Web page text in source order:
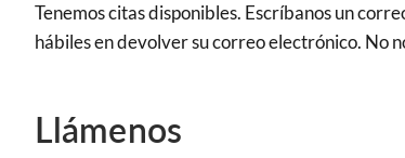
Tenemos citas disponibles. Escríbanos un
hábiles en devolver su correo electrónico. No
Llámenos